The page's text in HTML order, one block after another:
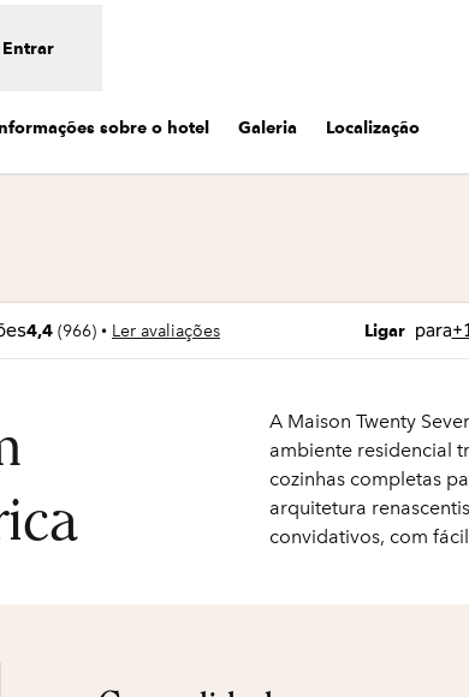
Entrar
sobre o hotel Galeria Localização
4,4 (966) • Ler avaliações Ligar
Ligue para
A Maison Twenty
ambiente residencial
cozinhas completas
arquitetura
convidativos, com